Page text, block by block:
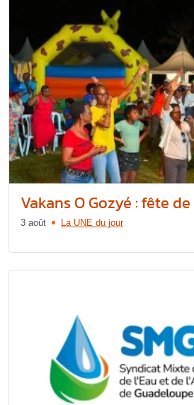
Vakans O Gozyé : fête
3 août La UNE du jour